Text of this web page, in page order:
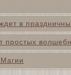
в
простых